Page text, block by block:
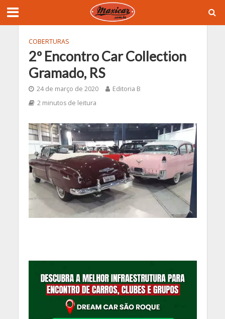
COBERTURAS
2º Encontro Car Collection
Gramado, RS
24 de março de 2020
Editoria B
2 minutos de leitura